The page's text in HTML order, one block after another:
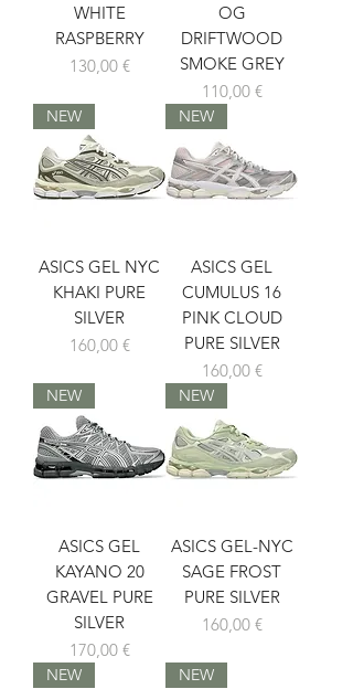
WHITE
RASPBERRY
Prix
130,00 €
OG
DRIFTWOOD
SMOKE GREY
Prix
110,00 €
NEW
ASICS GEL NYC
KHAKI PURE
SILVER
Prix
160,00 €
NEW
ASICS GEL
CUMULUS 16
PINK CLOUD
PURE SILVER
Prix
160,00 €
NEW
ASICS GEL
KAYANO 20
GRAVEL PURE
SILVER
Prix
170,00 €
NEW
ASICS GEL-NYC
SAGE FROST
PURE SILVER
Prix
160,00 €
NEW NEW